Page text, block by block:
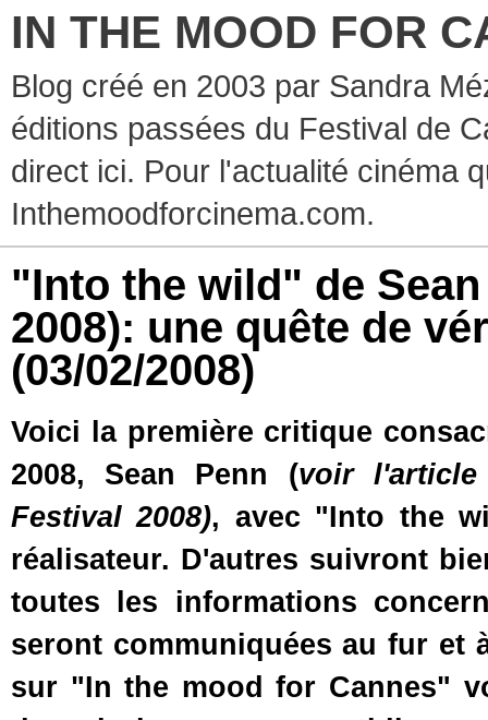
IN THE MOOD FOR
Blog créé en 2003 par Sandra
éditions passées du Festival de
direct ici. Pour l'actualité cinéma
Inthemoodforcinema.com.
"Into the wild" de
2008): une quête de
(03/02/2008)
Voici la première critique
2008, Sean Penn (voir l'article
Festival 2008), avec "Into the
réalisateur. D'autres suivront
toutes les informations
seront communiquées au fur et
sur "In the mood for Cannes"